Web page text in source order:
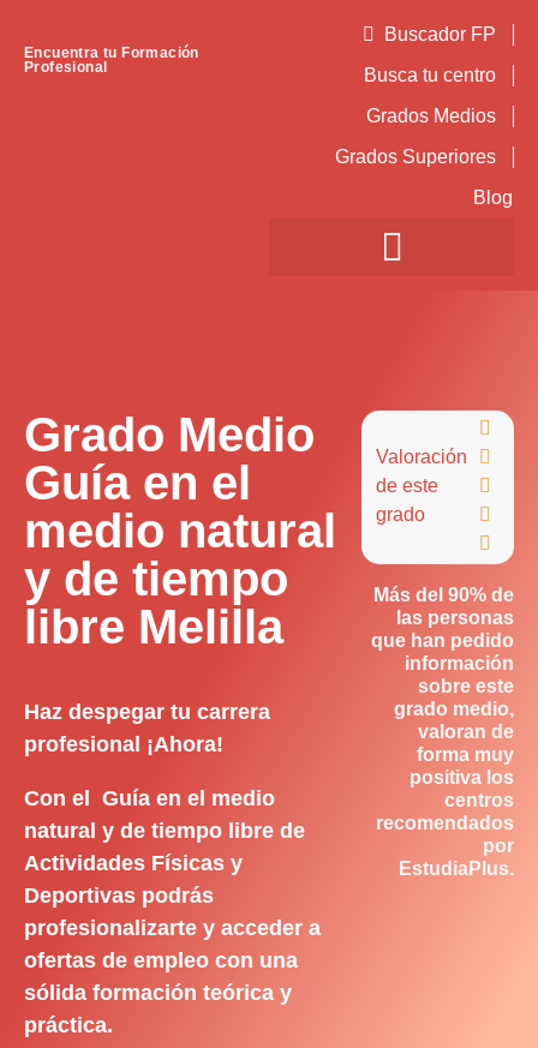
Encuentra tu Formación
Profesional
Buscador FP
Busca tu centro
Grados Medios
Grados Superiores
Blog
Grado Medio
Guía en el
medio natural
y de tiempo
libre Melilla
Haz despegar tu carrera
profesional ¡Ahora!
Con el Guía en el medio
natural y de tiempo libre de
Actividades Físicas y
Deportivas podrás
profesionalizarte y acceder a
ofertas de empleo con una
sólida formación teórica y
práctica.
Valoración
de este
grado





Más del 90% de
las personas
que han pedido
información
sobre este
grado medio,
valoran de
forma muy
positiva los
centros
recomendados
por
EstudiaPlus.